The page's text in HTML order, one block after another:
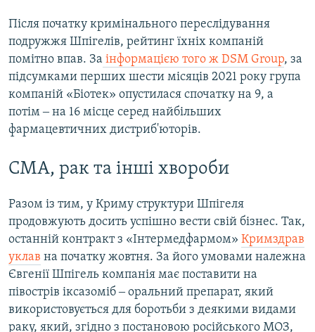
Після початку кримінального переслідування
подружжя Шпігелів, рейтинг їхніх компаній
помітно впав. За інформацією того ж DSM Group, за
підсумками перших шести місяців 2021 року група
компаній «Біотек» опустилася спочатку на 9, а
потім ‒ на 16 місце серед найбільших
фармацевтичних дистриб'юторів.
СМА, рак та інші хвороби
Разом із тим, у Криму структури Шпігеля
продовжують досить успішно вести свій бізнес. Так,
останній контракт з «Інтермедфармом» Кримздрав
уклав на початку жовтня. За його умовами належна
Євгенії Шпігель компанія має поставити на
півострів іксазоміб ‒ оральний препарат, який
використовується для боротьби з деякими видами
раку, який, згідно з постановою російського МОЗ,